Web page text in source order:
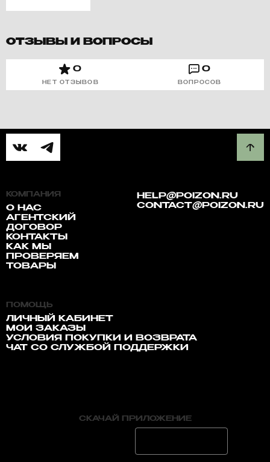
ОТЗЫВЫ И ВОПРОСЫ
0
НЕТ ОТЗЫВОВ
0
ВОПРОСОВ
КОМПАНИЯ
О НАС
АГЕНТСКИЙ
ДОГОВОР
КОНТАКТЫ
КАК МЫ
ПРОВЕРЯЕМ
ТОВАРЫ
HELP@POIZON.RU
CONTACT@POIZON.RU
ПОМОЩЬ
ЛИЧНЫЙ КАБИНЕТ
МОИ ЗАКАЗЫ
УСЛОВИЯ ПОКУПКИ И ВОЗВРАТА
ЧАТ СО СЛУЖБОЙ ПОДДЕРЖКИ
СКАЧАЙ ПРИЛОЖЕНИЕ